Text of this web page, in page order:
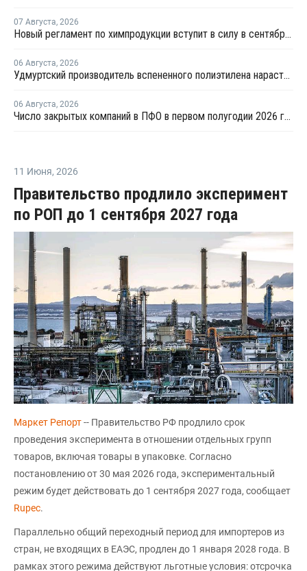
07 Августа, 2026
Новый регламент по химпродукции вступит в силу в сентябре 2027 года
06 Августа, 2026
Удмуртский производитель вспененного полиэтилена нарастит выпуск на 15%
06 Августа, 2026
Число закрытых компаний в ПФО в первом полугодии 2026 года вдвое превысило число новых
11 Июня, 2026
Правительство продлило эксперимент
по РОП до 1 сентября 2027 года
Маркет Репорт-- Правительство РФ продлило срок
проведения эксперимента в отношении отдельных групп
товаров, включая товары в упаковке. Согласно
постановлению от 30 мая 2026 года, экспериментальный
режим будет действовать до 1 сентября 2027 года, сообщает
Rupec.
Параллельно общий переходный период для импортеров из
стран, не входящих в ЕАЭС, продлен до 1 января 2028 года. В
рамках этого режима действуют льготные условия: отсрочка